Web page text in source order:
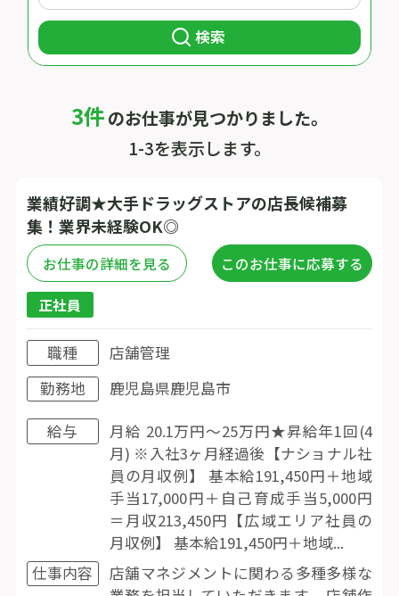
検索
3件のお仕事が見つかりました。
1-3を表示します。
業績好調★大手ドラッグストアの店長候補募
集！業界未経験OK◎
お仕事の詳細を見る このお仕事に応募する
正社員
職種
店舗管理
勤務地
鹿児島県鹿児島市
給与
月給 20.1万円〜25万円★昇給年1回(4
月) ※入社3ヶ月経過後【ナショナル社
員の月収例】 基本給191,450円＋地域
手当17,000円＋自己育成手当5,000円
＝月収213,450円【広域エリア社員の
月収例】 基本給191,450円＋地域...
仕事内容
店舗マネジメントに関わる多種多様な